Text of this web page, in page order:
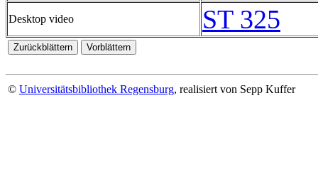
Desktop video ST 325
© Universitätsbibliothek Regensburg, realisiert von Sepp Kuffer